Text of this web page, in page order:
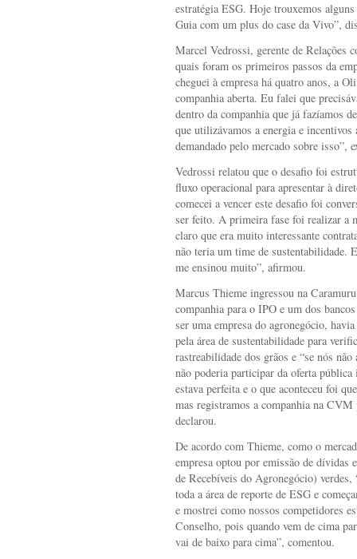
estratégia ESG. Hoje trouxemos
Guia com um plus do case da Vivo”,
Marcel Vedrossi, gerente de Relações
quais foram os primeiros passos da
cheguei à empresa há quatro anos, a
companhia aberta. Eu falei que
dentro da companhia que já fazíamos
que utilizávamos a energia e
demandado pelo mercado sobre isso”,
Vedrossi relatou que o desafio foi
fluxo operacional para apresentar à
comecei a vencer este desafio foi
ser feito. A primeira fase foi realizar a
claro que era muito interessante
não teria um time de sustentabilidade.
me ensinou muito”, afirmou.
Marcus Thieme ingressou na
companhia para o IPO e um dos
ser uma empresa do agronegócio,
pela área de sustentabilidade para
rastreabilidade dos grãos e “se nós
não poderia participar da oferta
estava perfeita e o que aconteceu foi
mas registramos a companhia na CVM
declarou.
De acordo com Thieme, como o
empresa optou por emissão de dívidas
de Recebíveis do Agronegócio)
toda a área de reporte de ESG e
e mostrei como nossos competidores
Conselho, pois quando vem de cima
vai de baixo para cima”, comentou.